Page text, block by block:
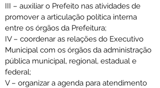
III – auxiliar o Prefeito nas atividades de
promover a articulação política interna
entre os órgãos da Prefeitura;
IV – coordenar as relações do Executivo
Municipal com os órgãos da administração
pública municipal, regional, estadual e
federal;
V – organizar a agenda para atendimento